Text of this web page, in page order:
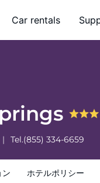
Car rentals
Tel.(855) 334-6659
ン ホテルポリシー